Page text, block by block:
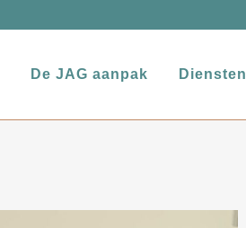
De JAG aanpak Diensten